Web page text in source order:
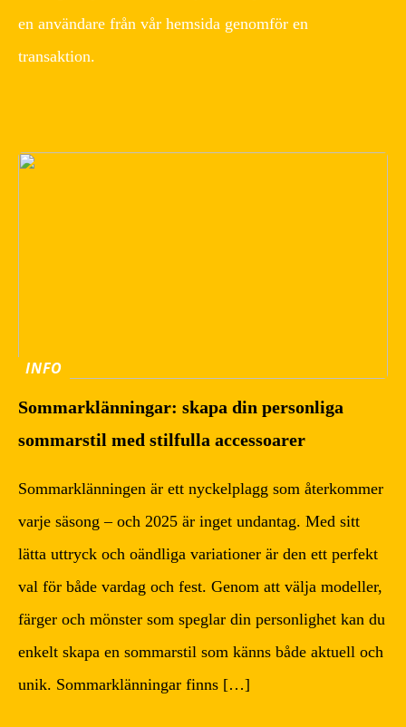
en användare från vår hemsida genomför en
transaktion.
INFO
Sommarklänningar: skapa din personliga
sommarstil med stilfulla accessoarer
Sommarklänningen är ett nyckelplagg som återkommer
varje säsong – och 2025 är inget undantag. Med sitt
lätta uttryck och oändliga variationer är den ett perfekt
val för både vardag och fest. Genom att välja modeller,
färger och mönster som speglar din personlighet kan du
enkelt skapa en sommarstil som känns både aktuell och
unik. Sommarklänningar finns […]